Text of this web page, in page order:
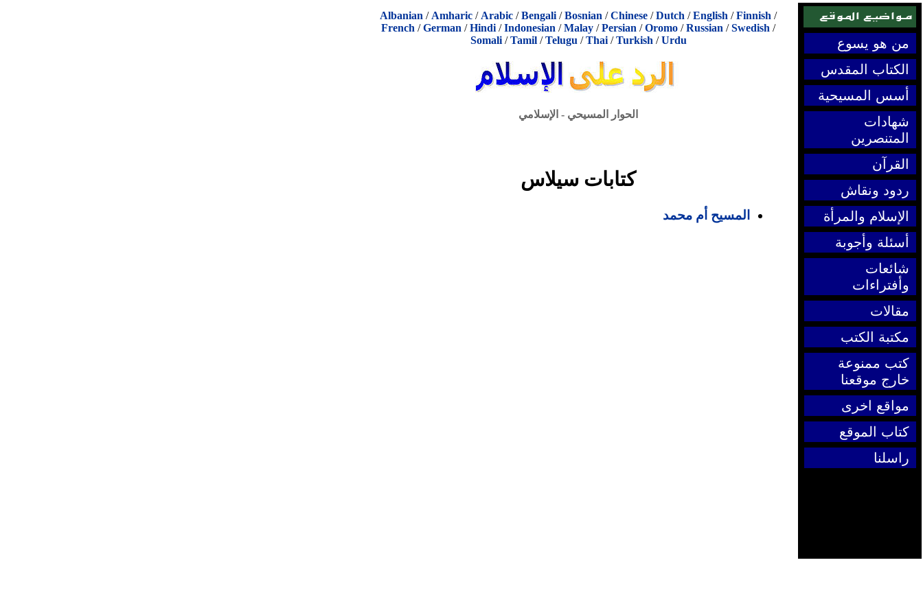
Albanian / Amharic / Arabic /Bengali /Bosnian /Chinese /Dutch /English /Finnish /
French /German /Hindi /Indonesian /Malay /Persian /Oromo /Russian /Swedish /
Somali/Tamil/Telugu /Thai/Turkish /Urdu
الحوار المسيحي - الإسلامي
كتابات سيلاس
المسيح أم محمد
من هو يسوع
الكتاب المقدس
أسس المسيحية
شهادات
المتنصرين
القرآن
ردود ونقاش
الإسلام والمرأة
أسئلة وأجوبة
شائعات
وأفتراءات
مقالات
مكتبة الكتب
كتب ممنوعة
خارج موقعنا
مواقع اخرى
كتاب الموقع
راسلنا